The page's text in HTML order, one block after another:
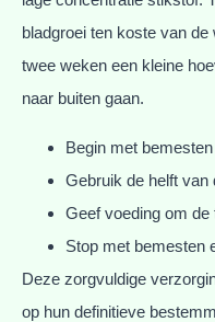
bladgroei ten koste van
twee weken een kleine
naar buiten gaan.
Begin met
Gebruik de helft van
Geef voeding om de
Stop met bemesten
Deze zorgvuldige
op hun definitieve